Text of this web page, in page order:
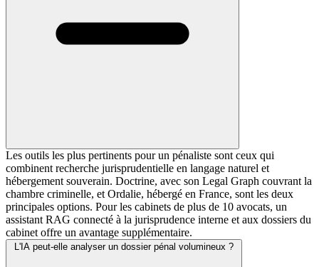
Les outils les plus pertinents pour un pénaliste sont ceux qui
combinent recherche jurisprudentielle en langage naturel et
hébergement souverain. Doctrine, avec son Legal Graph couvrant la
chambre criminelle, et Ordalie, hébergé en France, sont les deux
principales options. Pour les cabinets de plus de 10 avocats, un
assistant RAG connecté à la jurisprudence interne et aux dossiers du
cabinet offre un avantage supplémentaire.
L'IA peut-elle analyser un dossier pénal volumineux ?